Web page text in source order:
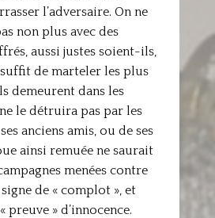
l’adversaire. On ne
non plus avec des
aussi justes soient-ils,
de marteler les plus
demeurent dans les
le détruira pas par les
anciens amis, ou de ses
ainsi remuée ne saurait
menées contre
de « complot », et
preuve » d’innocence.